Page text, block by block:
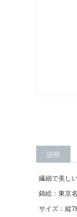
説明
繊細で美し
錦絵：東京
サイズ：縦